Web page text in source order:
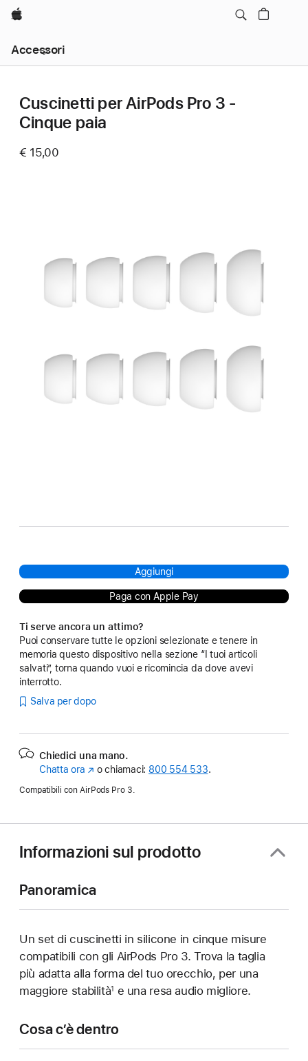
Apple
Accessori
locale,
apri
Cuscinetti per AirPods Pro 3 -
Cinque paia
€ 15,00
Aggiungi
Paga con Apple Pay
Ti serve ancora un attimo?
Puoi conservare tutte le opzioni selezionate e tenere in
memoria questo dispositivo nella sezione “I tuoi articoli
salvati”, torna quando vuoi e ricomincia da dove avevi
interrotto.
Salva per dopo
Chiedici una mano.
Chatta ora (Si
nuova
o chiamaci: 800 554 533.
Compatibili con AirPods Pro 3.
Informazioni sul prodotto
Panoramica
Un set di cuscinetti in silicone in cinque misure
compatibili con gli AirPods Pro 3. Trova la taglia
più adatta alla forma del tuo orecchio, per una
maggiore stabilità1 e una resa audio migliore.
Cosa c’è dentro